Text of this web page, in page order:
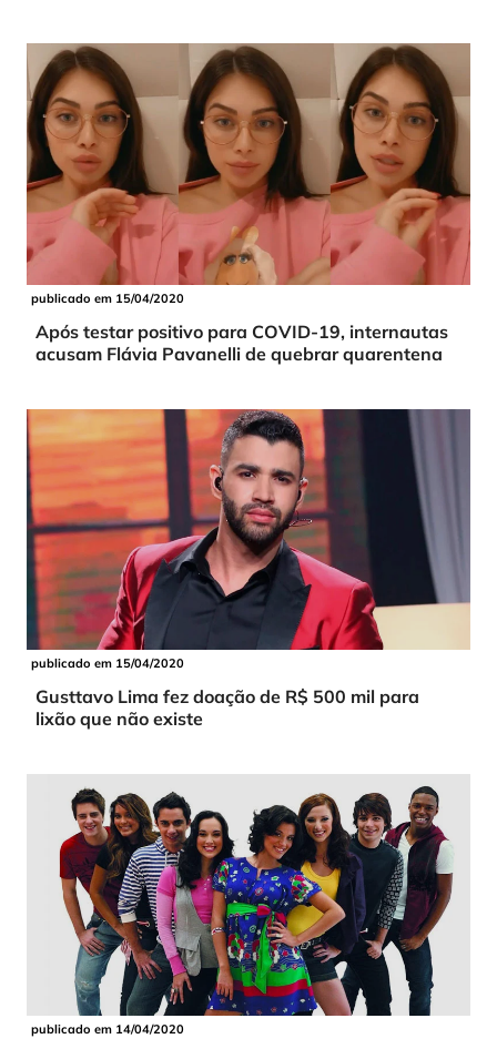
publicado em 15/04/2020
Após testar positivo para COVID-19, internautas
acusam Flávia Pavanelli de quebrar quarentena
publicado em 15/04/2020
Gusttavo Lima fez doação de R$ 500 mil para
lixão que não existe
publicado em 14/04/2020